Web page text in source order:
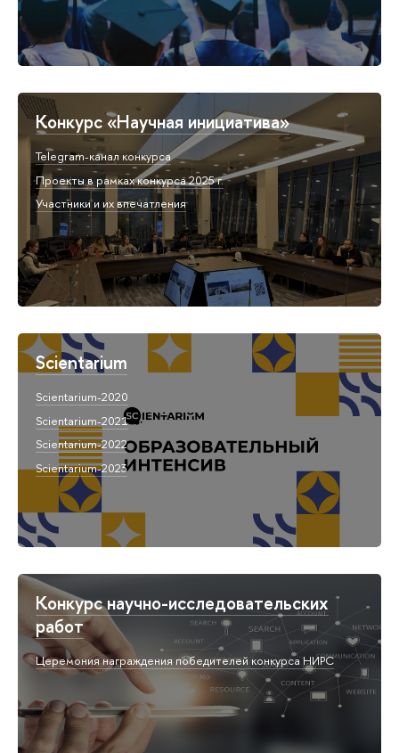
Конкурс «Научная инициатива»
Telegram-канал конкурса
Проекты в рамках конкурса 2025 г.
Участники и их впечатления
Scientarium
Scientarium-2020
Scientarium-2021
Scientarium-2022
Scientarium-2023
Конкурс научно-исследовательских
работ
Церемония награждения победителей конкурса НИРС